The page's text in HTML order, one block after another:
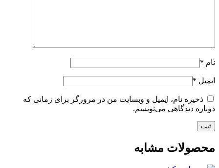
نام *
ایمیل *
ذخیره نام، ایمیل و وبسایت من در مرورگر برای زمانی که
دوباره دیدگاهی می‌نویسم.
محصولات مشابه